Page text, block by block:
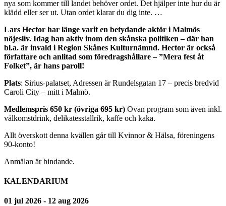
nya som kommer till landet behöver ordet. Det hjälper inte hur du är
klädd eller ser ut. Utan ordet klarar du dig inte. …
Lars Hector har länge varit en betydande aktör i Malmös
nöjesliv. Idag han aktiv inom den skånska politiken – där han
bl.a. är invald i Region Skånes Kulturnämnd. Hector är också
författare och anlitad som föredragshållare – ”Mera fest åt
Folket”, är hans paroll!
Plats: Sirius-palatset, Adressen är Rundelsgatan 17 – precis bredvid
Caroli City – mitt i Malmö.
Medlemspris 650 kr (övriga 695 kr) Ovan program som även inkl.
välkomstdrink, delikatesstallrik, kaffe och kaka.
Allt överskott denna kvällen går till Kvinnor & Hälsa, föreningens
90-konto!
Anmälan är bindande.
KALENDARIUM
01 jul 2026 - 12 aug 2026